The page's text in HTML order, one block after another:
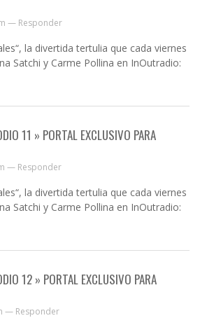
— Responder
la divertida tertulia que cada viernes
Satchi y Carme Pollina en InOutradio:
11 » PORTAL EXCLUSIVO PARA
— Responder
la divertida tertulia que cada viernes
Satchi y Carme Pollina en InOutradio:
12 » PORTAL EXCLUSIVO PARA
— Responder